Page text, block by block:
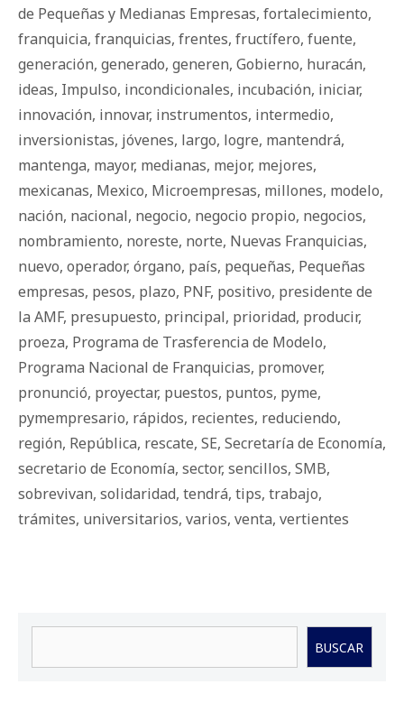
de Pequeñas y Medianas Empresas, fortalecimiento,
franquicia, franquicias, frentes, fructífero, fuente,
generación, generado, generen, Gobierno, huracán,
ideas, Impulso, incondicionales, incubación, iniciar,
innovación, innovar, instrumentos, intermedio,
inversionistas, jóvenes, largo, logre, mantendrá,
mantenga, mayor, medianas, mejor, mejores,
mexicanas, Mexico, Microempresas, millones, modelo,
nación, nacional, negocio, negocio propio, negocios,
nombramiento, noreste, norte, Nuevas Franquicias,
nuevo, operador, órgano, país, pequeñas, Pequeñas
empresas, pesos, plazo, PNF, positivo, presidente de
la AMF, presupuesto, principal, prioridad, producir,
proeza, Programa de Trasferencia de Modelo,
Programa Nacional de Franquicias, promover,
pronunció, proyectar, puestos, puntos, pyme,
pymempresario, rápidos, recientes, reduciendo,
región, República, rescate, SE, Secretaría de Economía,
secretario de Economía, sector, sencillos, SMB,
sobrevivan, solidaridad, tendrá, tips, trabajo,
trámites, universitarios, varios, venta, vertientes
BUSCAR